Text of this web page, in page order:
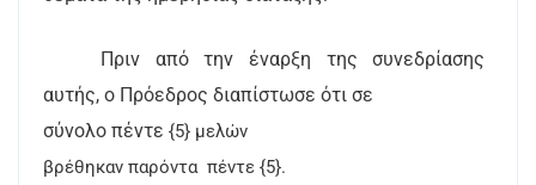
Πριν από την έναρξη της συνεδρίασης
αυτής, ο Πρόεδρος διαπίστωσε ότι σε
σύνολο πέντε {5} μελών
βρέθηκαν παρόντα πέντε {5}.